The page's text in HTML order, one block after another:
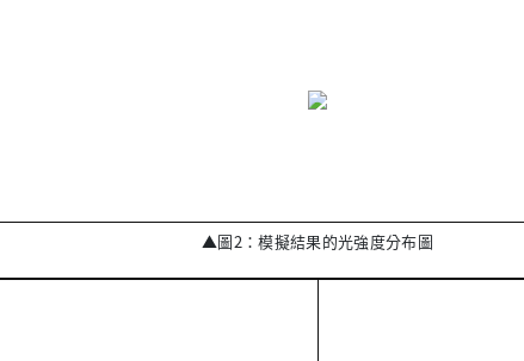
▲圖2：模擬結果的光強度分布圖